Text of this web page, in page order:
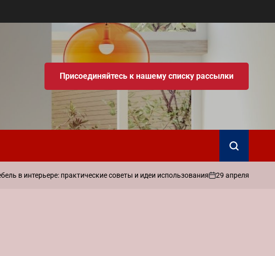
Присоединяйтесь к нашему списку рассылки
Поиск
интерьере: практические советы и идеи использования
on
29 апреля 2026